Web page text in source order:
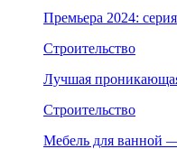
Премьера 2024:
Строительство
Лучшая
Строительство
Мебель для ванной